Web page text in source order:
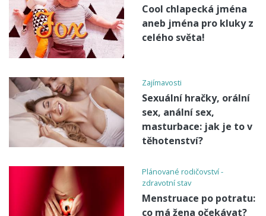
Cool chlapecká jména
aneb jména pro kluky z
celého světa!
Zajímavosti
Sexuální hračky, orální
sex, anální sex,
masturbace: jak je to v
těhotenství?
Plánované rodičovství -
zdravotní stav
Menstruace po potratu:
co má žena očekávat?